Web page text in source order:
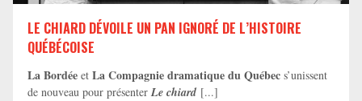
LE CHIARD DÉVOILE UN PAN IGNORÉ DE L’HISTOIRE
QUÉBÉCOISE
La Bordée et La Compagnie dramatique du Québec s’unissent
de nouveau pour présenter Le chiard [...]